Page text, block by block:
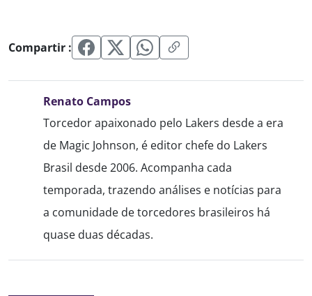
Compartir :
Renato Campos
Torcedor apaixonado pelo Lakers desde a era
de Magic Johnson, é editor chefe do Lakers
Brasil desde 2006. Acompanha cada
temporada, trazendo análises e notícias para
a comunidade de torcedores brasileiros há
quase duas décadas.